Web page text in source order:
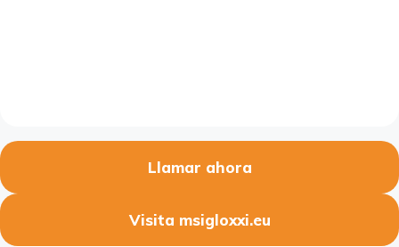
Llamar ahora
Visita msigloxxi.eu